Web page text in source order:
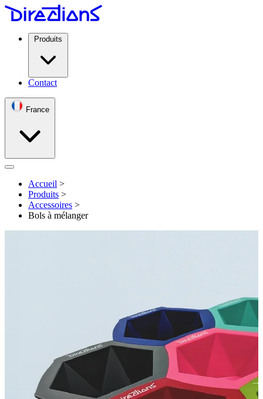
Produits
Contact
France
Open menu
Accueil >
Produits >
Accessoires >
Bols à mélanger